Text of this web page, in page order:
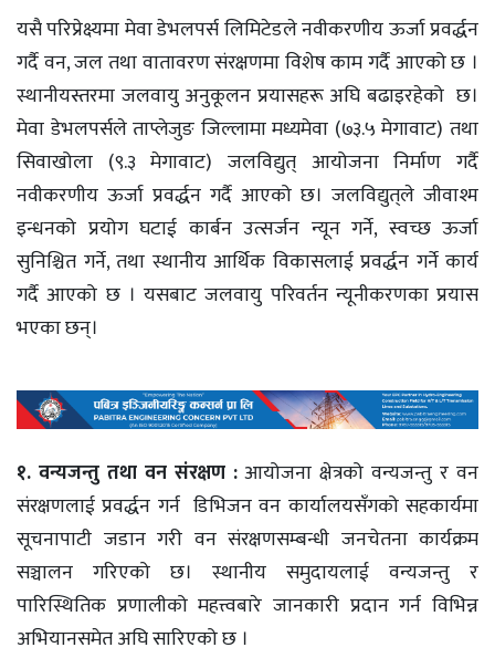
यसै परिप्रेक्ष्यमा मेवा डेभलपर्स लिमिटेडले नवीकरणीय ऊर्जा प्रवर्द्धन
गर्दै वन, जल तथा वातावरण संरक्षणमा विशेष काम गर्दै आएको छ ।
स्थानीयस्तरमा जलवायु अनुकूलन प्रयासहरू अघि बढाइरहेको छ।
मेवा डेभलपर्सले ताप्लेजुङ जिल्लामा मध्यमेवा (७३.५ मेगावाट) तथा
सिवाखोला (९.३ मेगावाट) जलविद्युत्‌ आयोजना निर्माण गर्दै
नवीकरणीय ऊर्जा प्रवर्द्धन गर्दै आएको छ। जलविद्युत्‌ले जीवाश्म
इन्धनको प्रयोग घटाई कार्बन उत्सर्जन न्यून गर्ने, स्वच्छ ऊर्जा
सुनिश्चित गर्ने, तथा स्थानीय आर्थिक विकासलाई प्रवर्द्धन गर्ने कार्य
गर्दै आएको छ । यसबाट जलवायु परिवर्तन न्यूनीकरणका प्रयास
भएका छन्।
१. वन्यजन्तु तथा वन संरक्षण :आयोजना क्षेत्रको वन्यजन्तु र वन
संरक्षणलाई प्रवर्द्धन गर्न डिभिजन वन कार्यालयसँगको सहकार्यमा
सूचनापाटी जडान गरी वन संरक्षणसम्बन्धी जनचेतना कार्यक्रम
सञ्चालन गरिएको छ। स्थानीय समुदायलाई वन्यजन्तु र
पारिस्थितिक प्रणालीको महत्त्वबारे जानकारी प्रदान गर्न विभिन्न
अभियानसमेत अघि सारिएको छ ।